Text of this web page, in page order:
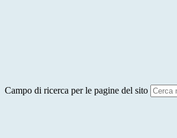
Campo di ricerca per le pagine del sito